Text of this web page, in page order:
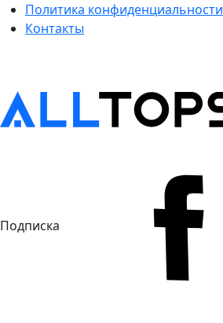
Политика конфиденциальности
Контакты
Подписка